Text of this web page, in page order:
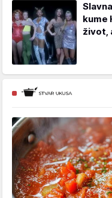
kume
život,